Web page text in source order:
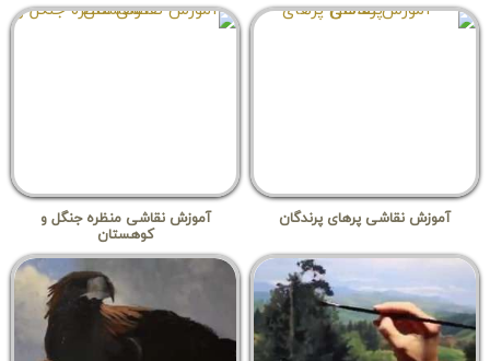
آموزش نقاشی پرهای پرندگان
آموزش نقاشی منظره جنگل و
کوهستان